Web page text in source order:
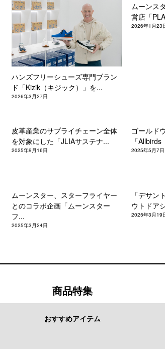
ハンズフリーシューズ専門ブラン
ド「Kizik（キジック）」を...
2026年3月27日
ムーンス
営店「
2026年1月23
皮革産業のサプライチェーン全体
を対象にした「JLIAサステナ...
2025年9月16日
ゴールド
「
2025年5月7日
ムーンスター、スターフライヤー
とのコラボ企画「ムーンスター
フ...
2025年3月24日
「デサン
ウトドア
2025年3月19
商品特集
おすすめアイテム